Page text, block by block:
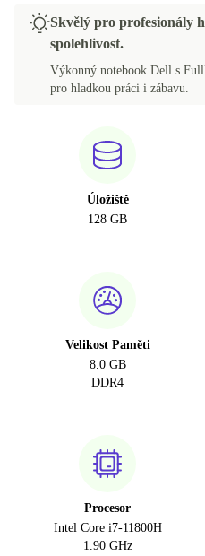
Skvělý pro profesionály
spolehlivost.
Výkonný notebook Dell s
pro hladkou práci i zábavu.
Úložiště
128 GB
Velikost Paměti
8.0 GB
DDR4
Procesor
Intel Core i7-11800H
1.90 GHz